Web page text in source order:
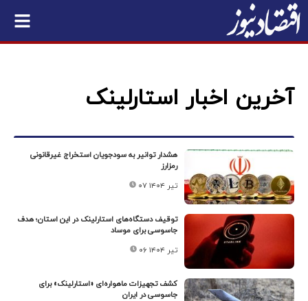
آخرین اخبار استارلینک
هشدار توانیر به سودجویان استخراج غیرقانونی
رمزارز
۰۷ تیر ۱۴۰۴
توقیف دستگاه‌های استارلینک در این استان؛ هدف
جاسوسی برای موساد
۰۶ تیر ۱۴۰۴
کشف تجهیزات ماهواره‌ای «استارلینک» برای
جاسوسی در ایران